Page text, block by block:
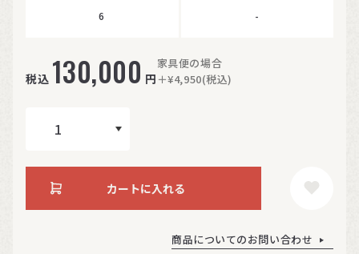
6 -
税込 130,000 円
家具便の場合
＋¥4,950(税込)
カートに入れる
商品についてのお問い合わせ